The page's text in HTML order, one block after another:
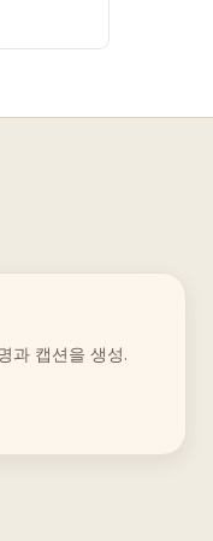
과 캡션을 생성.